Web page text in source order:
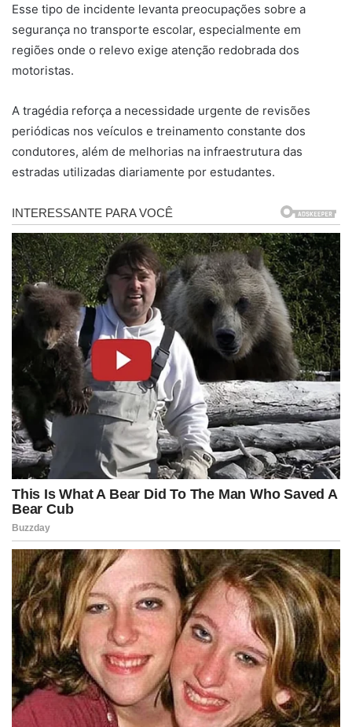
Esse tipo de incidente levanta preocupações sobre a
segurança no transporte escolar, especialmente em
regiões onde o relevo exige atenção redobrada dos
motoristas.
A tragédia reforça a necessidade urgente de revisões
periódicas nos veículos e treinamento constante dos
condutores, além de melhorias na infraestrutura das
estradas utilizadas diariamente por estudantes.